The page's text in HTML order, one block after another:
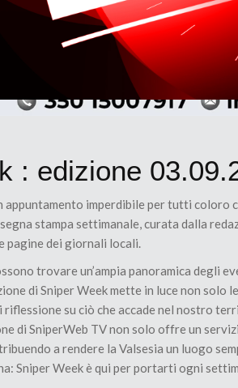
: edizione
appuntamento imperdibile per tutti
stampa settimanale, curata dalla
pagine dei giornali locali.
trovare un’ampia panoramica degli
di Sniper Week mette in luce non solo
riflessione su ciò che accade nel nostro
di SniperWeb TV non solo offre un
a rendere la Valsesia un luogo
Sniper Week è qui per portarti ogni